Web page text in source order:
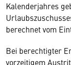
Kalenderjahres
berechnet vom
Bei berechtigter
vorzeitigem